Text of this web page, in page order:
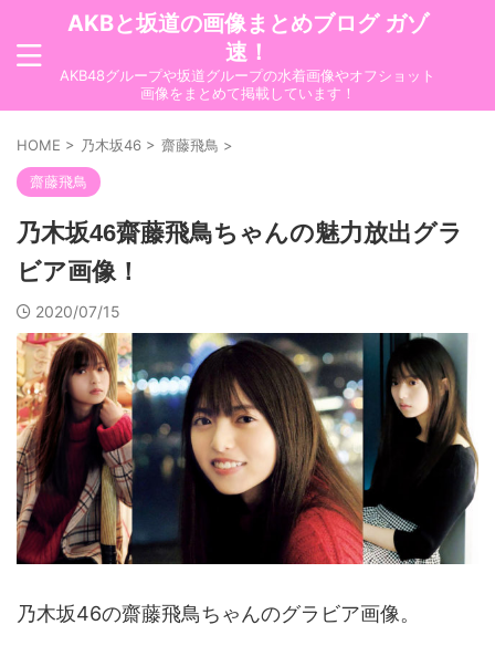
AKBと坂道の画像まとめブログ ガゾ
速！
AKB48グループや坂道グループの水着画像やオフショット
画像をまとめて掲載しています！
HOME > 乃木坂46 > 齋藤飛鳥 >
齋藤飛鳥
乃木坂46齋藤飛鳥ちゃんの魅力放出グラ
ビア画像！
2020/07/15
乃木坂46の齋藤飛鳥ちゃんのグラビア画像。